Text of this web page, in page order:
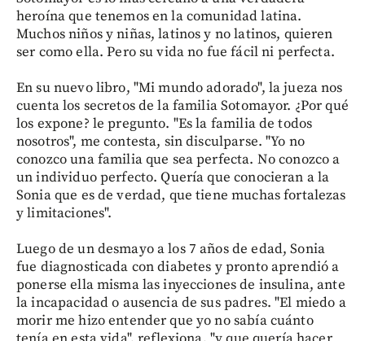
heroína que tenemos en la comunidad latina.
Muchos niños y niñas, latinos y no latinos, quieren
ser como ella. Pero su vida no fue fácil ni perfecta.
En su nuevo libro, "Mi mundo adorado", la jueza nos
cuenta los secretos de la familia Sotomayor. ¿Por qué
los expone? le pregunto. "Es la familia de todos
nosotros", me contesta, sin disculparse. "Yo no
conozco una familia que sea perfecta. No conozco a
un individuo perfecto. Quería que conocieran a la
Sonia que es de verdad, que tiene muchas fortalezas
y limitaciones".
Luego de un desmayo a los 7 años de edad, Sonia
fue diagnosticada con diabetes y pronto aprendió a
ponerse ella misma las inyecciones de insulina, ante
la incapacidad o ausencia de sus padres. "El miedo a
morir me hizo entender que yo no sabía cuánto